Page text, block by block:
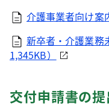
介護事業者向け案
新卒者・介護業務
1,345KB）
交付申請書の